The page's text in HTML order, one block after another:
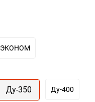
ЭКОНОМ
Ду-350 Ду-400